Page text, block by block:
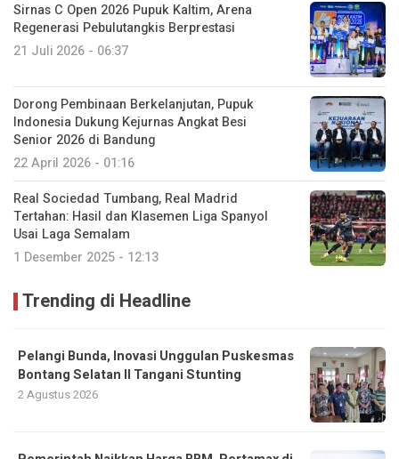
Sirnas C Open 2026 Pupuk Kaltim, Arena
Regenerasi Pebulutangkis Berprestasi
21 Juli 2026 - 06:37
Dorong Pembinaan Berkelanjutan, Pupuk
Indonesia Dukung Kejurnas Angkat Besi
Senior 2026 di Bandung
22 April 2026 - 01:16
Real Sociedad Tumbang, Real Madrid
Tertahan: Hasil dan Klasemen Liga Spanyol
Usai Laga Semalam
1 Desember 2025 - 12:13
Trending di Headline
Pelangi Bunda, Inovasi Unggulan Puskesmas
Bontang Selatan II Tangani Stunting
2 Agustus 2026